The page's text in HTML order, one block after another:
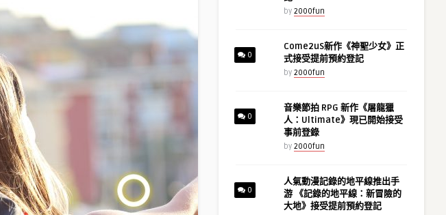
by 2000fun
0
Come2uS新作《神聖少女》正
式接受提前預約登記
by 2000fun
0
音樂節拍 RPG 新作《屠龍獵
人：Ultimate》現已開始接受
事前登錄
by 2000fun
0
人氣動漫記錄的地平線推出手
游 《記錄的地平線：新冒險的
大地》接受提前預約登記